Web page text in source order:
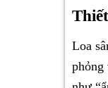
Loa
phỏng